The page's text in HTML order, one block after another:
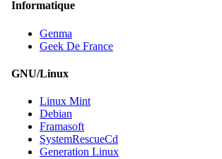
Informatique
Genma
Geek De France
GNU/Linux
Linux Mint
Debian
Framasoft
SystemRescueCd
Generation Linux